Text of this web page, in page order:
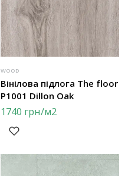
WOOD
Вінілова підлога The floor
P1001 Dillon Oak
1740 грн/м2